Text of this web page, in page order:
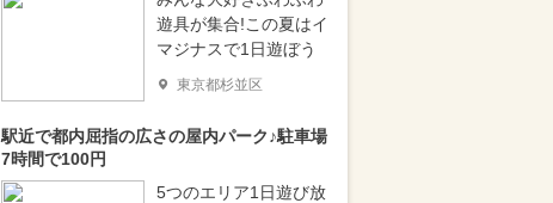
遊具が集合!この夏はイ
マジナスで1日遊ぼう
東京都杉並区
駅近で都内屈指の広さの屋内パーク♪駐車場
7時間で100円
5つのエリア1日遊び放